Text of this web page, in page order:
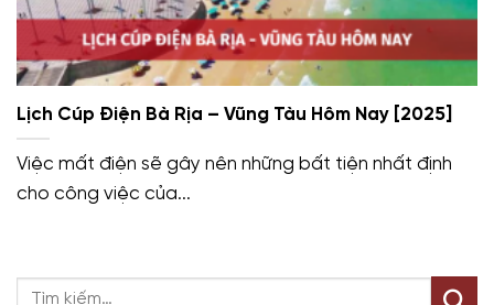
Lịch Cúp Điện Bà Rịa – Vũng Tàu Hôm Nay [2025]
Việc mất điện sẽ gây nên những bất tiện nhất định
cho công việc của...